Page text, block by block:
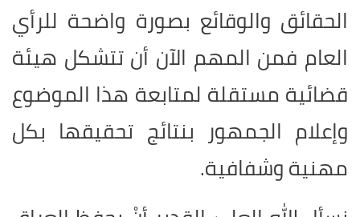
الحقائق والوقائع بصورة واضحة للرأي
العام فمن المهم الآن أن تتشكل هيئة
قضائية مستقلة لمتابعة هذا الموضوع
وإعلام الجمهور بنتائج تحقيقها بكل
مهنية وشفافية.